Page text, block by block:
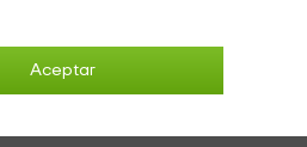
Aceptar